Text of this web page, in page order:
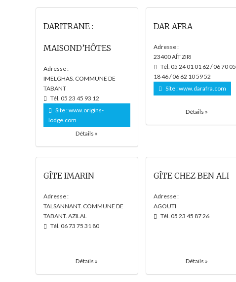
DARITRANE :
MAISOND’HÔTES
Adresse :
IMELGHAS. COMMUNE DE
TABANT
Tél. 05 23 45 93 12
Site :www.origins-
lodge.com
Détails »
DAR AFRA
Adresse :
23400 AΪT ZIRI
Tél. 05 24 01 01 62 / 06 70 05
18 46 / 06 62 10 59 52
Site :www.darafra.com
Détails »
GÎTE IMARIN
Adresse :
TALSANNANT. COMMUNE DE
TABANT. AZILAL
Tél. 06 73 75 31 80
Détails »
GÎTE CHEZ BEN ALI
Adresse :
AGOUTI
Tél. 05 23 45 87 26
Détails »